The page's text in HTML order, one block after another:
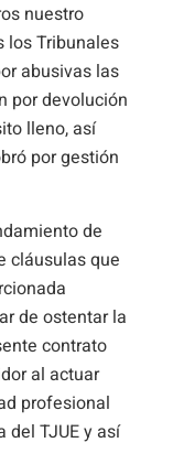
nuestro
los Tribunales
abusivas las
por devolución
lleno, así
por gestión
de
cláusulas que
de ostentar la
contrato
al actuar
profesional
del TJUE y así